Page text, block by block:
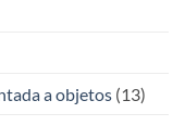
a objetos (13)